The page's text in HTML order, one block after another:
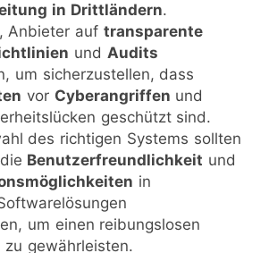
in Drittländern.
Anbieter auf transparente
und Audits
um sicherzustellen, dass
vor Cyberangriffen und
geschützt sind.
des richtigen Systems sollten
Benutzerfreundlichkeit und
in
um einen reibungslosen
gewährleisten.